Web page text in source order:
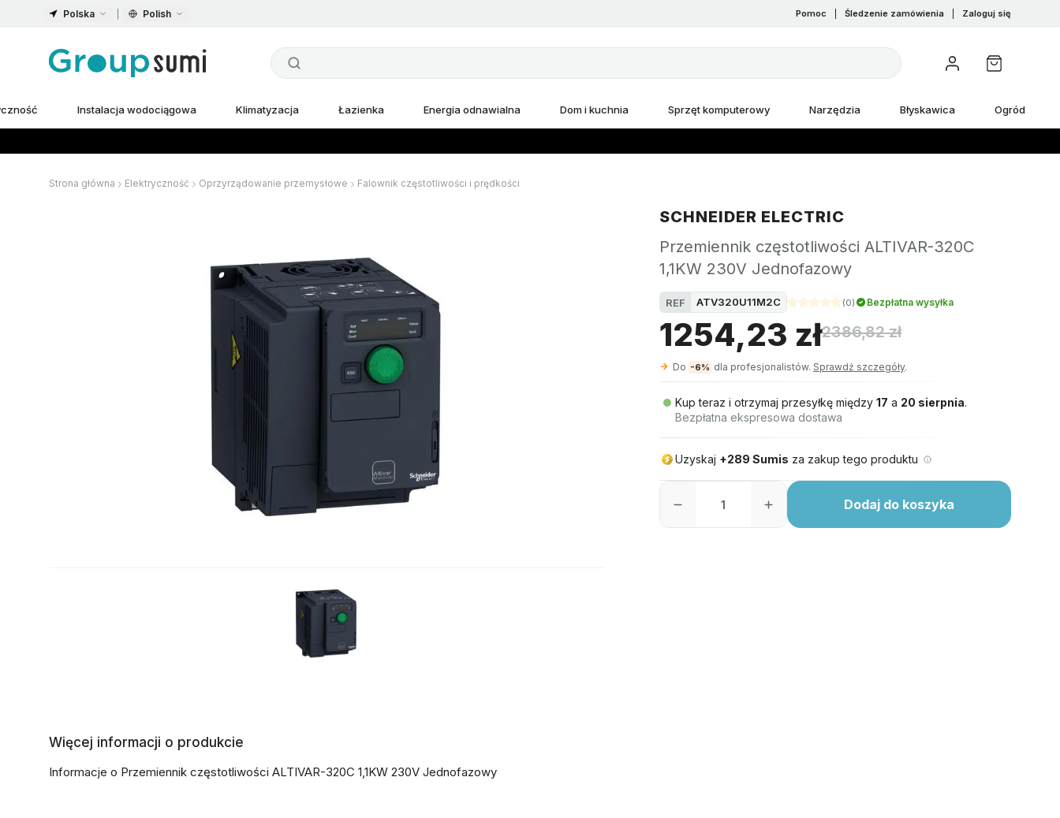
Polska Polish Pomoc Śledzenie zamówienia Zaloguj się
Instalacja wodociągowa Klimatyzacja Łazienka Energia odnawialna Dom i kuchnia Sprzęt komputerowy Narzędzia Błyskawica Ogród
Strona główna Elektryczność Oprzyrządowanie przemysłowe Falownik częstotliwości i prędkości
SCHNEIDER ELECTRIC
Przemiennik częstotliwości ALTIVAR-320C
1,1KW 230V Jednofazowy
REF ATV320U11M2C (0) Bezpłatna wysyłka
1254,23 zł2386,82 zł
Do -6% dla profesjonalistów. Sprawdź szczegóły.
Kup teraz i otrzymaj przesyłkę między 17 a 20 sierpnia.
Bezpłatna ekspresowa dostawa
Uzyskaj +289 Sumis za zakup tego produktu
Dodaj do koszyka
Więcej informacji o produkcie
Informacje o Przemiennik częstotliwości ALTIVAR-320C 1,1KW 230V Jednofazowy